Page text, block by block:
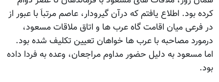
کرده بود. اطلاع یافتم که درآن گیرودار، عاصم مرتباَ با عبور از
در فرعی میان اقامت گاه عرب ها و اتاق ملاقات مسعود،
درمورد مصاحبه با عرب ها خواهان تعیین تکلیف شده بود.
اما مسعود به دلیل حضور مداوم مراجعان، وعده به فردا داده
بود.